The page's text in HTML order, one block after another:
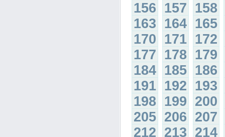
156 157 158
163 164 165
170 171 172
177 178 179
184 185 186
191 192 193
198 199 200
205 206 207
212 213 214